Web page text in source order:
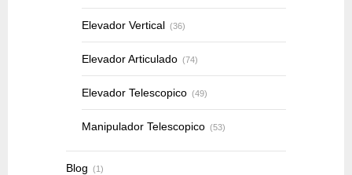
Elevador Vertical (36)
Elevador Articulado (74)
Elevador Telescopico (49)
Manipulador Telescopico (53)
Blog (1)